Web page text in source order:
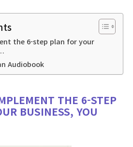
the 6-step plan for your
Audiobook
THE 6-STEP
BUSINESS, YOU